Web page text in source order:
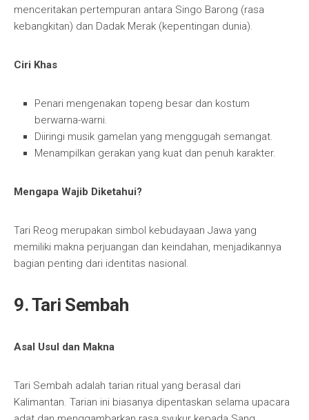
menceritakan pertempuran antara Singo Barong (rasa
kebangkitan) dan Dadak Merak (kepentingan dunia).
Ciri Khas
Penari mengenakan topeng besar dan kostum
berwarna-warni.
Diiringi musik gamelan yang menggugah semangat.
Menampilkan gerakan yang kuat dan penuh karakter.
Mengapa Wajib Diketahui?
Tari Reog merupakan simbol kebudayaan Jawa yang
memiliki makna perjuangan dan keindahan, menjadikannya
bagian penting dari identitas nasional.
9. Tari Sembah
Asal Usul dan Makna
Tari Sembah adalah tarian ritual yang berasal dari
Kalimantan. Tarian ini biasanya dipentaskan selama upacara